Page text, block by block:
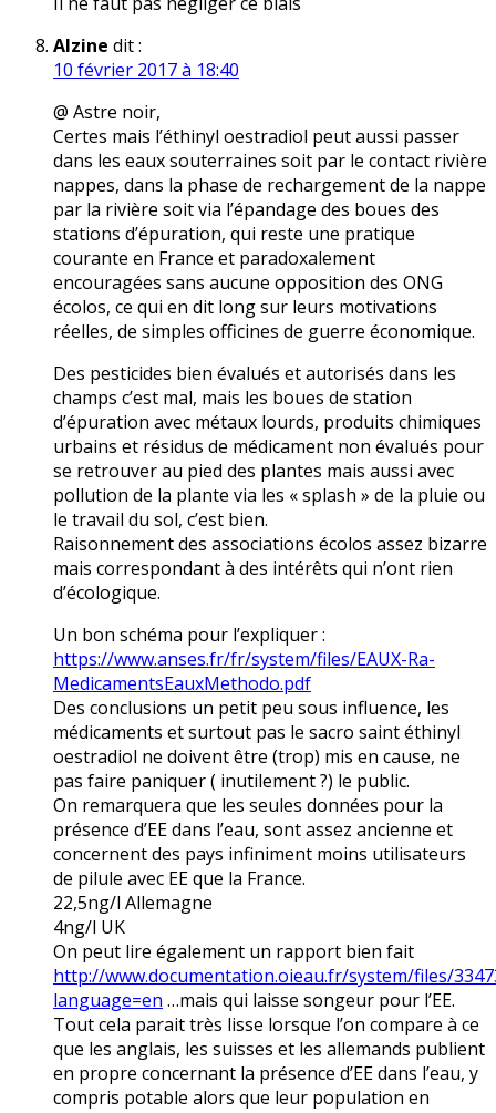
Alzine dit :
10 février 2017 à 18:40
@ Astre noir,
Certes mais l’éthinyl oestradiol peut aussi passer
dans les eaux souterraines soit par le contact rivière
nappes, dans la phase de rechargement de la nappe
par la rivière soit via l’épandage des boues des
stations d’épuration, qui reste une pratique
courante en France et paradoxalement
encouragées sans aucune opposition des ONG
écolos, ce qui en dit long sur leurs motivations
réelles, de simples officines de guerre économique.
Des pesticides bien évalués et autorisés dans les
champs c’est mal, mais les boues de station
d’épuration avec métaux lourds, produits chimiques
urbains et résidus de médicament non évalués pour
se retrouver au pied des plantes mais aussi avec
pollution de la plante via les « splash » de la pluie ou
le travail du sol, c’est bien.
Raisonnement des associations écolos assez bizarre
mais correspondant à des intérêts qui n’ont rien
d’écologique.
Un bon schéma pour l’expliquer :
https://www.anses.fr/fr/system/files/EAUX-Ra-
MedicamentsEauxMethodo.pdf
Des conclusions un petit peu sous influence, les
médicaments et surtout pas le sacro saint éthinyl
oestradiol ne doivent être (trop) mis en cause, ne
pas faire paniquer ( inutilement ?) le public.
On remarquera que les seules données pour la
présence d’EE dans l’eau, sont assez ancienne et
concernent des pays infiniment moins utilisateurs
de pilule avec EE que la France.
22,5ng/l Allemagne
4ng/l UK
On peut lire également un rapport bien fait
http://www.documentation.oieau.fr/system/files/
language=en …mais qui laisse songeur pour l’EE.
Tout cela parait très lisse lorsque l’on compare à ce
que les anglais, les suisses et les allemands publient
en propre concernant la présence d’EE dans l’eau, y
compris potable alors que leur population en